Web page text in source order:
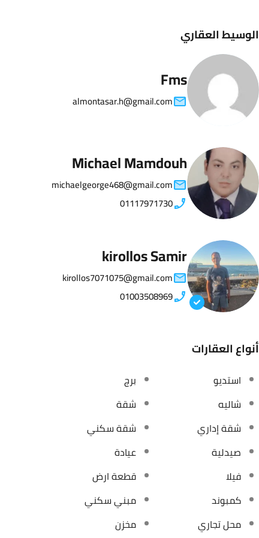
الوسيط العقاري
Fms
almontasar.h@gmail.com
Michael Mamdouh
michaelgeorge468@gmail.com
01117971730
kirollos Samir
kirollos7071075@gmail.com
01003508969
أنواع العقارات
استديو
برج
شاليه
شقة
شقة إداري
شقة سكني
صيدلية
عيادة
فيلا
قطعة ارض
كمبوند
مبني سكني
محل تجاري
مخزن